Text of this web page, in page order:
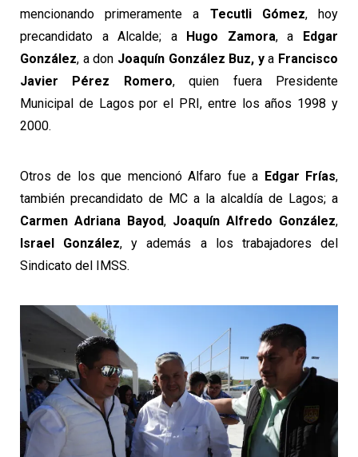
mencionando primeramente a Tecutli Gómez, hoy
precandidato a Alcalde; a Hugo Zamora, a Edgar
González, a don Joaquín González Buz, ya Francisco
Javier Pérez Romero, quien fuera Presidente
Municipal de Lagos por el PRI, entre los años 1998 y
2000.
Otros de los que mencionó Alfaro fue a Edgar Frías,
también precandidato de MC a la alcaldía de Lagos; a
Carmen Adriana Bayod, Joaquín Alfredo González,
Israel González, y además a los trabajadores del
Sindicato del IMSS.